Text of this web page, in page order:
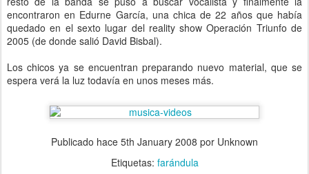
encontraron en Edurne García, una chica de 22 años que había
quedado en el sexto lugar del reality show Operación Triunfo de
2005 (de donde salió David Bisbal).
Los chicos ya se encuentran preparando nuevo material, que se
espera verá la luz todavía en unos meses más.
Publicado hace 5th January 2008 por Unknown
Etiquetas: farándula